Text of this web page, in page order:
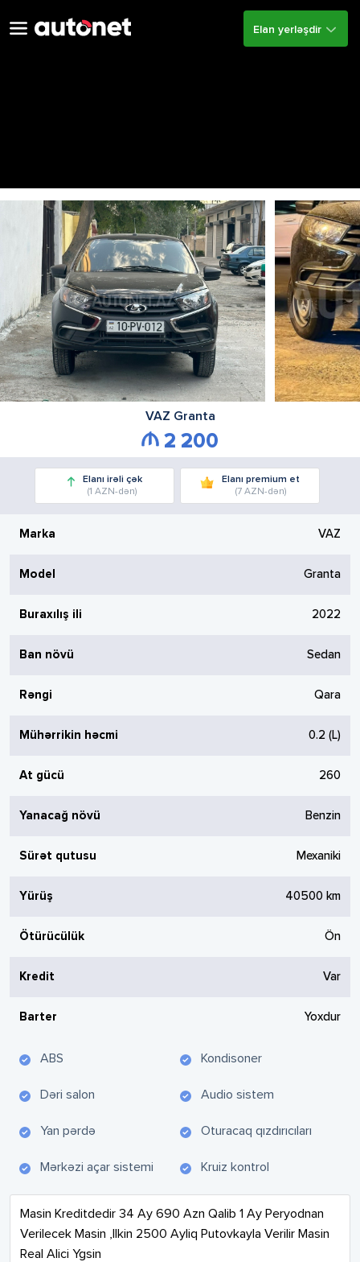
Elan yerləşdir
VAZ Granta
2 200
Elanı irəli çək
(1 AZN-dən)
Elanı premium et
(7 AZN-dən)
Marka VAZ
Model Granta
Buraxılış ili 2022
Ban növü Sedan
Rəngi Qara
Mühərrikin həcmi 0.2 (L)
At gücü 260
Yanacağ növü Benzin
Sürət qutusu Mexaniki
Yürüş 40500 km
Ötürücülük Ön
Kredit Var
Barter Yoxdur
ABS Kondisoner
Dəri salon Audio sistem
Yan pərdə Oturacaq qızdırıcıları
Mərkəzi açar sistemi Kruiz kontrol
Masin Kreditdedir 34 Ay 690 Azn Qalib 1 Ay Peryodnan
Verilecek Masin ,Ilkin 2500 Ayliq Putovkayla Verilir Masin
Real Alici Ygsin